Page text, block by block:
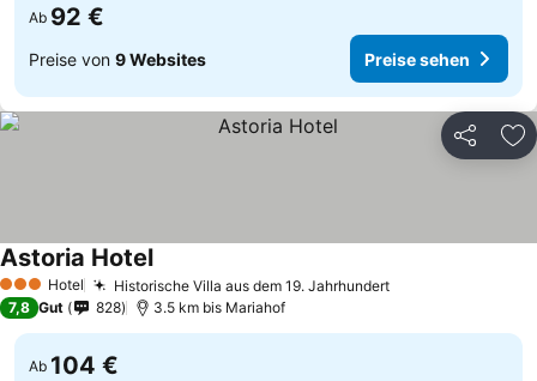
Ab 92 €
Preise von 9 Websites Preise sehen
Teilen
3 SterneHotel Historische Villa aus dem 19. Jahrhundert
Astoria Hotel
7,8 Gut 828 3.5 km bis Mariahof
Ab 104 €